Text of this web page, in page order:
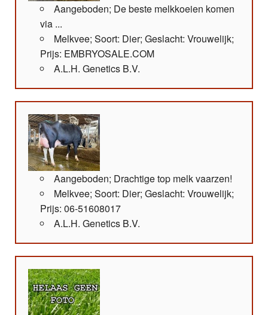
Aangeboden; De beste melkkoeien komen
via ...
Melkvee; Soort: Dier; Geslacht: Vrouwelijk;
Prijs: EMBRYOSALE.COM
A.L.H. Genetics B.V.
Aangeboden; Drachtige top melk vaarzen!
Melkvee; Soort: Dier; Geslacht: Vrouwelijk;
Prijs: 06-51608017
A.L.H. Genetics B.V.